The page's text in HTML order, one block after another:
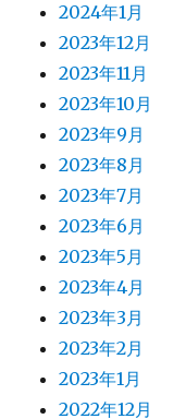
2024年1月
2023年12月
2023年11月
2023年10月
2023年9月
2023年8月
2023年7月
2023年6月
2023年5月
2023年4月
2023年3月
2023年2月
2023年1月
2022年12月